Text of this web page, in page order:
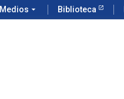
Medios arrow_drop_down Biblioteca